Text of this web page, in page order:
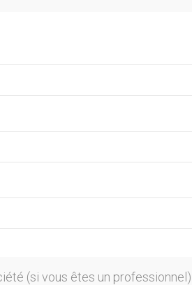
(si vous êtes un professionnel)